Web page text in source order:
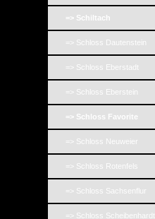
=> Schiltach
=> Schloss Dautenstein
=> Schloss Eberstadt
=> Schloss Eberstein
=> Schloss Favorite
=> Schloss Neuweier
=> Schloss Rotenfels
=> Schloss Sachsenflur
=> Schloss Scheibenhardt